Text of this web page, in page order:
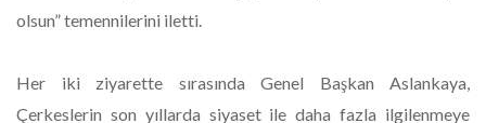
olsun” temennilerini iletti.
Her iki ziyarette sırasında Genel Başkan Aslankaya,
Çerkeslerin son yıllarda siyaset ile daha fazla ilgilenmeye